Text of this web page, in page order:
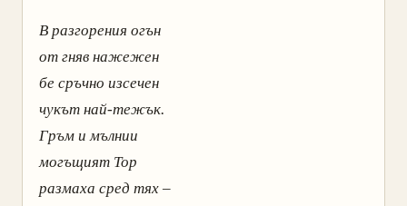
В разгорения огън
от гняв нажежен
бе сръчно изсечен
чукът най-тежък.
Гръм и мълнии
могъщият Тор
размаха сред тях –